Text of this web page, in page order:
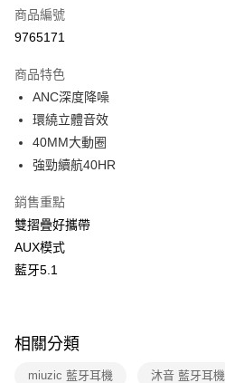
運送方式
本島宅配-活動商品
免運費
離島宅配-常溫商品
免運費
商品編號
9765171
商品特色
ANC深度降噪
環繞立體音效
40MM大動圈
強勁續航40HR
銷售重點
雙摺疊好攜帶
AUX模式
藍牙5.1
相關分類
miuzic 藍牙耳機 沐音 藍牙耳機